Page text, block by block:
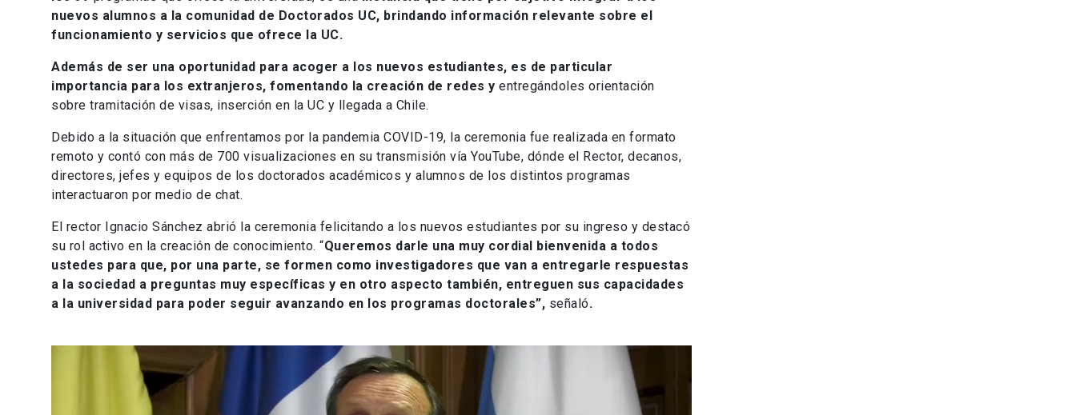
nuevos alumnos a la comunidad de Doctorados UC, brindando información relevante sobre el
funcionamiento y servicios que ofrece la UC.
Además de ser una oportunidad para acoger a los nuevos estudiantes, es de particular
importancia para los extranjeros, fomentando la creación de redes y entregándoles orientación
sobre tramitación de visas, inserción en la UC y llegada a Chile.
Debido a la situación que enfrentamos por la pandemia COVID-19, la ceremonia fue realizada en formato
remoto y contó con más de 700 visualizaciones en su transmisión vía YouTube, dónde el Rector, decanos,
directores, jefes y equipos de los doctorados académicos y alumnos de los distintos programas
interactuaron por medio de chat.
El rector Ignacio Sánchez abrió la ceremonia felicitando a los nuevos estudiantes por su ingreso y destacó
su rol activo en la creación de conocimiento. “Queremos darle una muy cordial bienvenida a todos
ustedes para que, por una parte, se formen como investigadores que van a entregarle respuestas
a la sociedad a preguntas muy específicas y en otro aspecto también, entreguen sus capacidades
a la universidad para poder seguir avanzando en los programas doctorales”, señaló.